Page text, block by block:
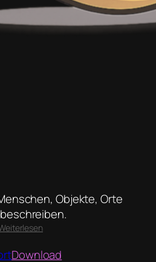
Objekte, Orte
:
Download